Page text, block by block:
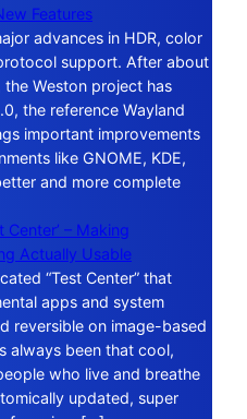
Features
advances in HDR, color
support. After about
Weston project has
the reference Wayland
important improvements
like GNOME, KDE,
and more complete
Center’ – Making
Actually Usable
“Test Center” that
apps and system
reversible on image-based
always been that cool,
who live and breathe
updated, super